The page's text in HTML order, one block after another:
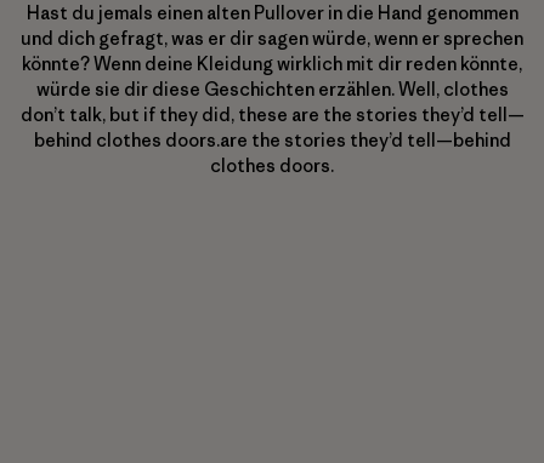
Hast du jemals einen alten Pullover in die Hand genommen
und dich gefragt, was er dir sagen würde, wenn er sprechen
könnte? Wenn deine Kleidung wirklich mit dir reden könnte,
würde sie dir diese Geschichten erzählen. Well, clothes
don’t talk, but if they did, these are the stories they’d tell—
behind clothes doors.are the stories they’d tell—behind
clothes doors.